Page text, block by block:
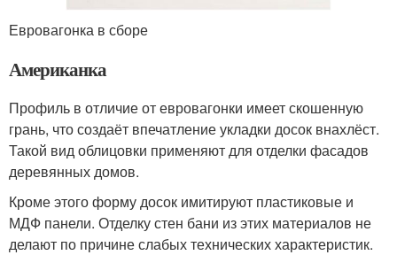
Евровагонка в сборе
Американка
Профиль в отличие от евровагонки имеет скошенную
грань, что создаёт впечатление укладки досок внахлёст.
Такой вид облицовки применяют для отделки фасадов
деревянных домов.
Кроме этого форму досок имитируют пластиковые и
МДФ панели. Отделку стен бани из этих материалов не
делают по причине слабых технических характеристик.